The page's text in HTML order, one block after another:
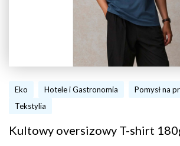
Eko Hotele i Gastronomia Pomysł na
Tekstylia
Kultowy oversizowy T-shirt